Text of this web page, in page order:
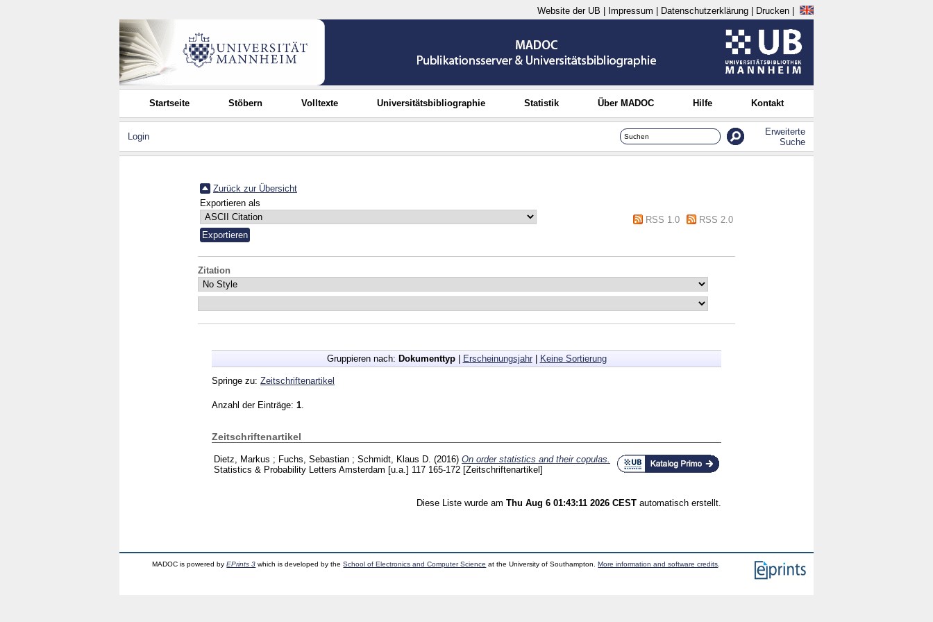
Website der UB Impressum Datenschutzerklärung Drucken
Startseite Stöbern Volltexte Universitätsbibliographie Statistik Über MADOC Hilfe Kontakt
Login
Erweiterte
Suche
Zurück zur Übersicht
Exportieren als
RSS 1.0
RSS 2.0
Zitation
Gruppieren nach: Dokumenttyp| Erscheinungsjahr| Keine Sortierung
Springe zu: Zeitschriftenartikel
Anzahl der Einträge: 1
Zeitschriftenartikel
Dietz, Markus ; Fuchs, Sebastian ; Schmidt, Klaus D. (2016) On order statistics and their copulas.
Statistics & Probability Letters Amsterdam [u.a.] 117 165-172 [Zeitschriftenartikel]
Diese Liste wurde am Thu Aug 6 01:43:11 2026 CEST automatisch erstellt.
MADOC is powered byEPrints 3 which is developed by theSchool of Electronics and Computer Science at the University of Southampton.More information and software credits